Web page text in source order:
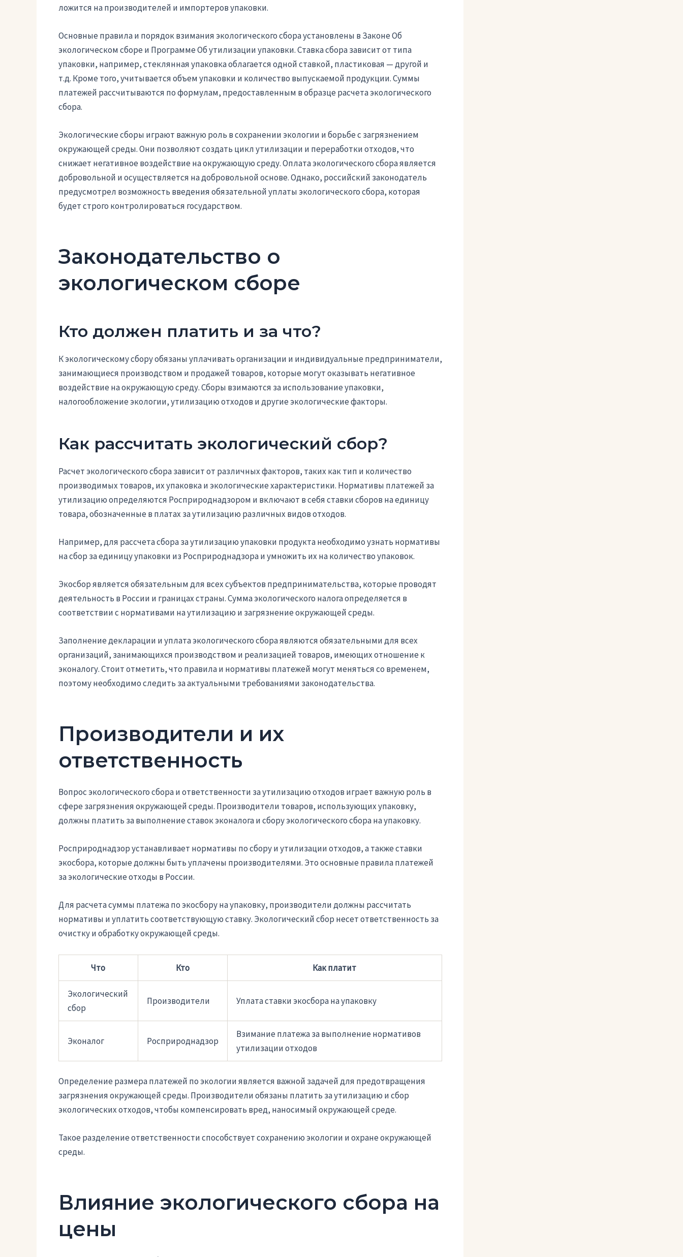
ложится на производителей и импортеров упаковки.
Основные правила и порядок взимания экологического сбора установлены в Законе Об
экологическом сборе и Программе Об утилизации упаковки. Ставка сбора зависит от типа
упаковки, например, стеклянная упаковка облагается одной ставкой, пластиковая — другой и
т.д. Кроме того, учитывается объем упаковки и количество выпускаемой продукции. Суммы
платежей рассчитываются по формулам, предоставленным в образце расчета экологического
сбора.
Экологические сборы играют важную роль в сохранении экологии и борьбе с загрязнением
окружающей среды. Они позволяют создать цикл утилизации и переработки отходов, что
снижает негативное воздействие на окружающую среду. Оплата экологического сбора является
добровольной и осуществляется на добровольной основе. Однако, российский законодатель
предусмотрел возможность введения обязательной уплаты экологического сбора, которая
будет строго контролироваться государством.
Законодательство о
экологическом сборе
Кто должен платить и за что?
К экологическому сбору обязаны уплачивать организации и индивидуальные предприниматели,
занимающиеся производством и продажей товаров, которые могут оказывать негативное
воздействие на окружающую среду. Сборы взимаются за использование упаковки,
налогообложение экологии, утилизацию отходов и другие экологические факторы.
Как рассчитать экологический сбор?
Расчет экологического сбора зависит от различных факторов, таких как тип и количество
производимых товаров, их упаковка и экологические характеристики. Нормативы платежей за
утилизацию определяются Росприроднадзором и включают в себя ставки сборов на единицу
товара, обозначенные в платах за утилизацию различных видов отходов.
Например, для рассчета сбора за утилизацию упаковки продукта необходимо узнать нормативы
на сбор за единицу упаковки из Росприроднадзора и умножить их на количество упаковок.
Экосбор является обязательным для всех субъектов предпринимательства, которые проводят
деятельность в России и границах страны. Сумма экологического налога определяется в
соответствии с нормативами на утилизацию и загрязнение окружающей среды.
Заполнение декларации и уплата экологического сбора являются обязательными для всех
организаций, занимающихся производством и реализацией товаров, имеющих отношение к
эконалогу. Стоит отметить, что правила и нормативы платежей могут меняться со временем,
поэтому необходимо следить за актуальными требованиями законодательства.
Производители и их
ответственность
Вопрос экологического сбора и ответственности за утилизацию отходов играет важную роль в
сфере загрязнения окружающей среды. Производители товаров, использующих упаковку,
должны платить за выполнение ставок эконалога и сбору экологического сбора на упаковку.
Росприроднадзор устанавливает нормативы по сбору и утилизации отходов, а также ставки
экосбора, которые должны быть уплачены производителями. Это основные правила платежей
за экологические отходы в России.
Для расчета суммы платежа по экосбору на упаковку, производители должны рассчитать
нормативы и уплатить соответствующую ставку. Экологический сбор несет ответственность за
очистку и обработку окружающей среды.
Что Кто Как платит
Экологический
сбор
Производители Уплата ставки экосбора на упаковку
Эконалог Росприроднадзор
Взимание платежа за выполнение нормативов
утилизации отходов
Определение размера платежей по экологии является важной задачей для предотвращения
загрязнения окружающей среды. Производители обязаны платить за утилизацию и сбор
экологических отходов, чтобы компенсировать вред, наносимый окружающей среде.
Такое разделение ответственности способствует сохранению экологии и охране окружающей
среды.
Влияние экологического сбора на
цены